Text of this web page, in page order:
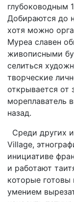
глубоководным
Добираются до
хотя можно
Муреа славен
живописными
селиться
творческие
открывается от
мореплаватель
назад.
Среди других
Village,
инициативе
и работают
которые готовы
умением